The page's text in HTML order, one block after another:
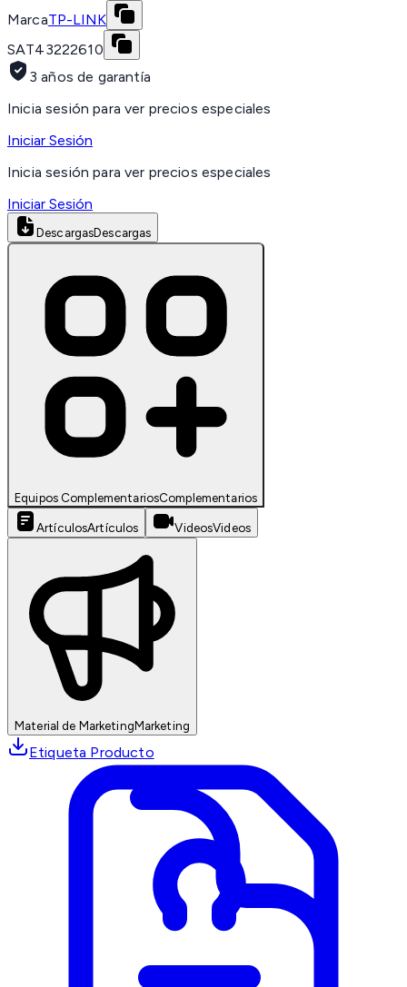
MarcaTP-LINK
SAT43222610
3 años de garantía
Inicia sesión para ver precios especiales
Iniciar Sesión
Inicia sesión para ver precios especiales
Iniciar Sesión
DescargasDescargas
Equipos ComplementariosComplementarios
ArtículosArtículos VideosVideos
Material de MarketingMarketing
Etiqueta Producto